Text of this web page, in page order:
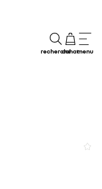
rechercheachatmenu